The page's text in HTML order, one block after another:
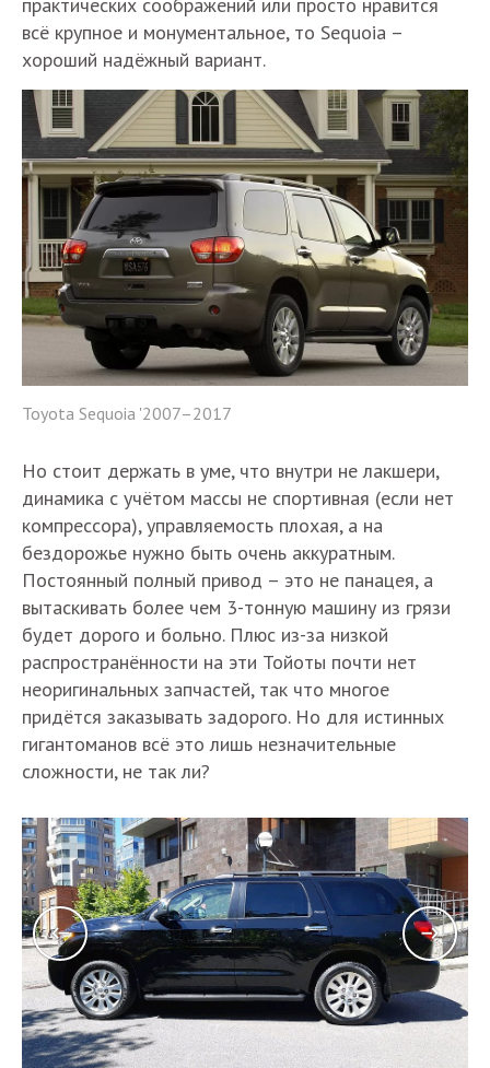
всё крупное и монументальное, то Sequoia –
хороший надёжный вариант.
Toyota Sequoia '2007–2017
Но стоит держать в уме, что внутри не лакшери,
динамика с учётом массы не спортивная (если нет
компрессора), управляемость плохая, а на
бездорожье нужно быть очень аккуратным.
Постоянный полный привод – это не панацея, а
вытаскивать более чем 3-тонную машину из грязи
будет дорого и больно. Плюс из-за низкой
распространённости на эти Тойоты почти нет
неоригинальных запчастей, так что многое
придётся заказывать задорого. Но для истинных
гигантоманов всё это лишь незначительные
сложности, не так ли?